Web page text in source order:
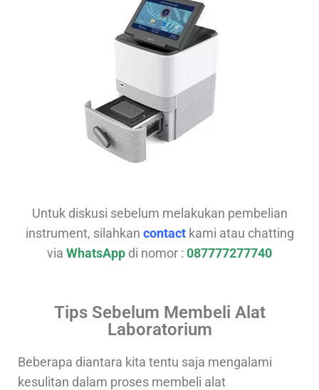
Untuk diskusi sebelum melakukan pembelian
instrument, silahkan contactkami atau chatting
via WhatsApp di nomor : 087777277740
Tips Sebelum Membeli Alat
Laboratorium
Beberapa diantara kita tentu saja mengalami
kesulitan dalam proses membeli alat